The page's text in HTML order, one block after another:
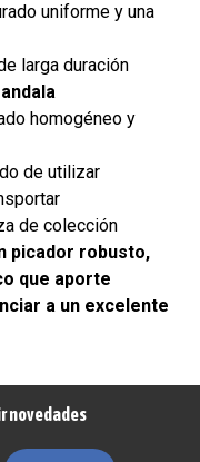
uniforme y una
larga duración
homogéneo y
de utilizar
de colección
picador robusto,
que aporte
a un excelente
novedades